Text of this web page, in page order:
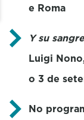
e Roma
Y su
Luigi
o 3 de
No